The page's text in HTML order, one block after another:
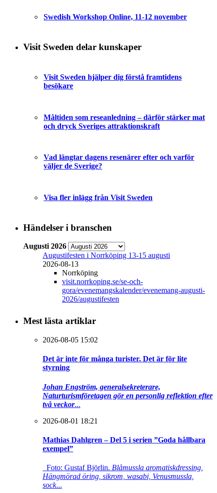
Swedish Workshop Online, 11-12 november
Visit Sweden delar kunskaper
Visit Sweden hjälper dig förstå framtidens
besökare
Måltiden som reseanledning – därför stärker mat
och dryck Sveriges attraktionskraft
Vad längtar dagens resenärer efter och varför
väljer de Sverige?
Visa fler inlägg från Visit Sweden
Händelser i branschen
Augusti 2026
Augustifesten i Norrköping 13-15 augusti
2026-08-13
Norrköping
visit.norrkoping.se/se-och-
gora/evenemangskalender/evenemang-augusti-
2026/augustifesten
Mest lästa artiklar
2026-08-05 15:02
Det är inte för många turister. Det är för lite
styrning
Johan Engström, generalsekreterare,
Naturturismföretagen gör en personlig reflektion efter
två veckor...
2026-08-01 18:21
Mathias Dahlgren – Del 5 i serien ”Goda hållbara
exempel”
Foto: Gustaf Björlin. Blåmussla aromatiskdressing,
Hängmörad öring, sikrom, wasabi, Venusmussla,
sock...